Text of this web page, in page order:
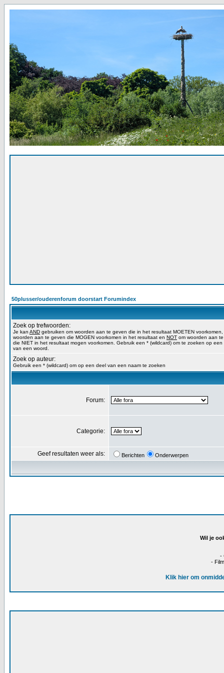
50plusser/ouderenforum doorstart Forumindex
Zoek op trefwoorden:
Je kan AND gebruiken om woorden aan te geven die in het resultaat MOETEN voorkomen,
woorden aan te geven die MOGEN voorkomen in het resultaat en NOT om woorden aan
die NIET in het resultaat mogen voorkomen. Gebruik een * (wildcard) om te zoeken op een
van een woord.
Zoek op auteur:
Gebruik een * (wildcard) om op een deel van een naam te zoeken
Forum:
Categorie:
Geef resultaten weer als: Berichten Onderwerpen
Wil je
-
-
Klik hier om